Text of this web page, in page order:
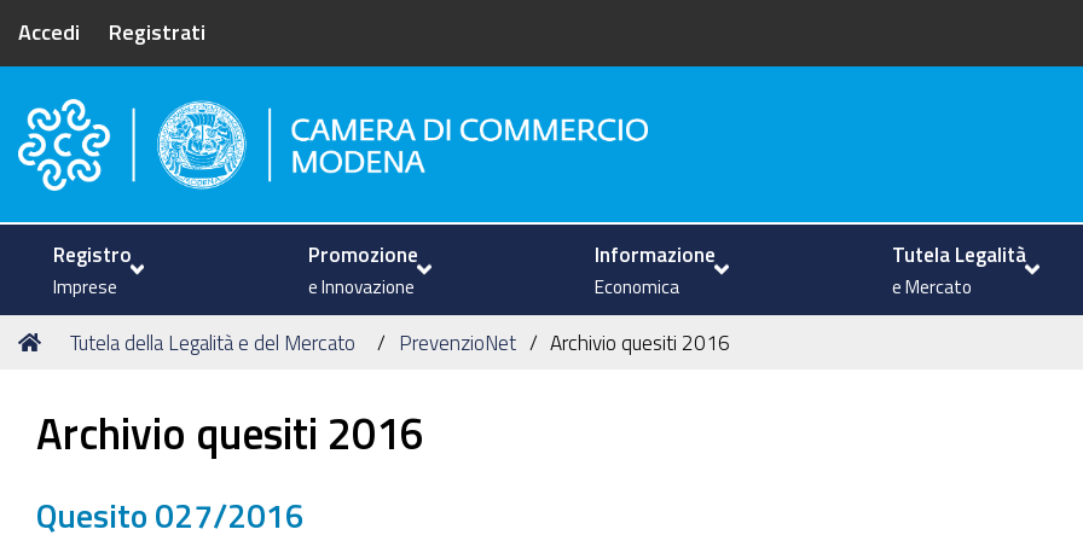
Accedi Registrati
Camera di Commercio di Modena
Registro
Imprese
Promozione
e Innovazione
Informazione
Economica
Tutela Legalità
e Mercato
Tu
Home
Tutela della Legalità e del Mercato PrevenzioNet Archivio quesiti 2016
Archivio quesiti 2016
Quesito 027/2016